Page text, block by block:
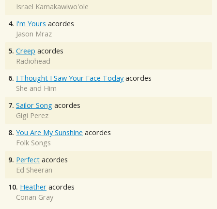
Israel Kamakawiwo'ole
4. I'm Yours acordes
Jason Mraz
5. Creep acordes
Radiohead
6. I Thought I Saw Your Face Today acordes
She and Him
7. Sailor Song acordes
Gigi Perez
8. You Are My Sunshine acordes
Folk Songs
9. Perfect acordes
Ed Sheeran
10. Heather acordes
Conan Gray